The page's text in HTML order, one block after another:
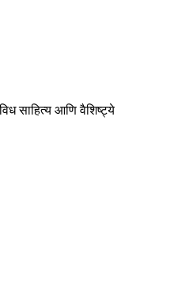
साहित्य आणि वैशिष्ट्ये